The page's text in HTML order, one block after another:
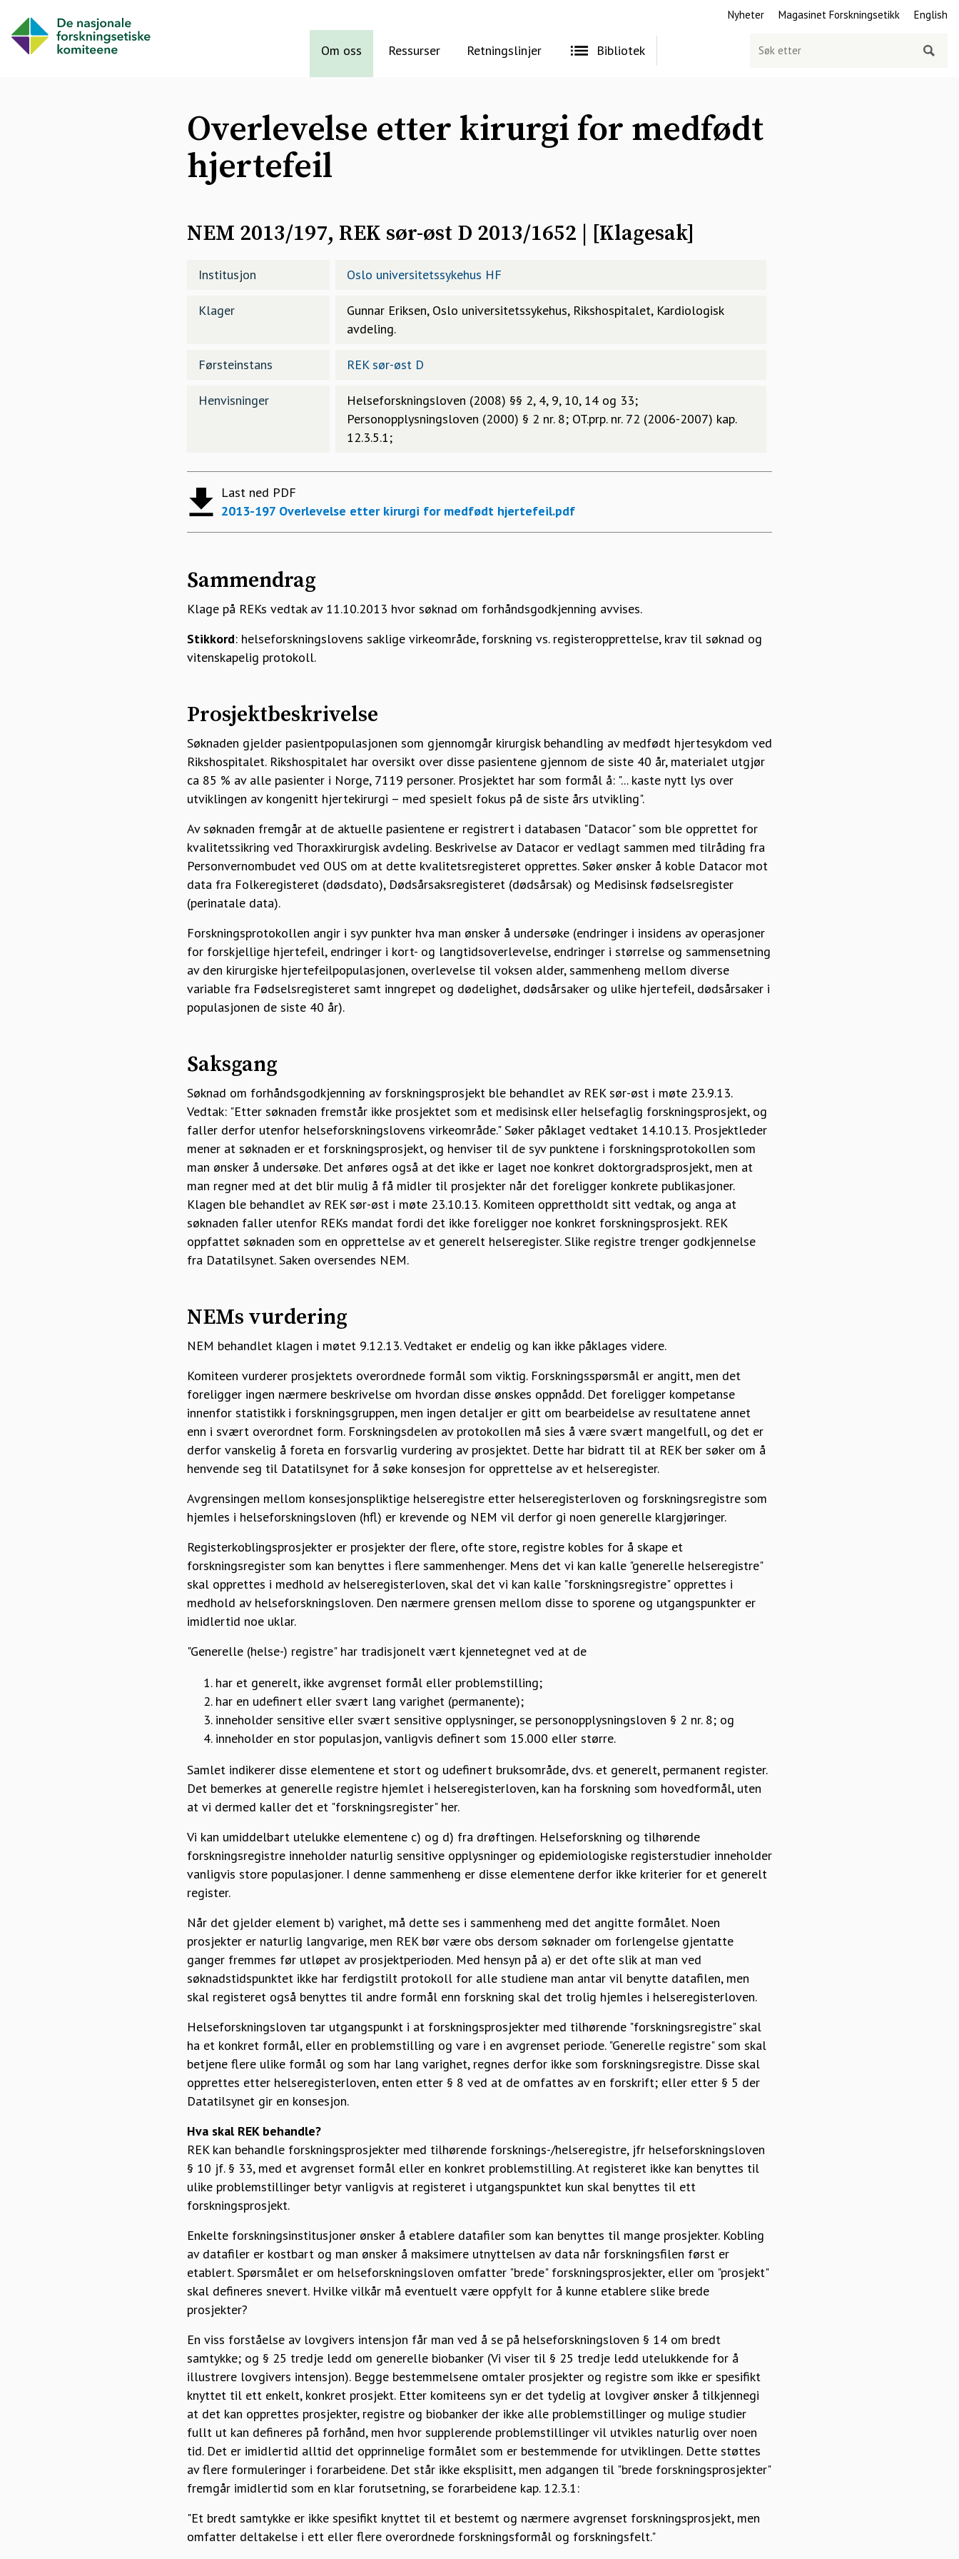
Nyheter Magasinet Forskningsetikk English
Om oss Ressurser Retningslinjer Bibliotek
Søk
Overlevelse etter kirurgi for medfødt
hjertefeil
NEM 2013/197, REK sør-øst D 2013/1652 | [Klagesak]
Institusjon Oslo universitetssykehus HF
Klager
Gunnar Eriksen, Oslo universitetssykehus, Rikshospitalet, Kardiologisk
avdeling.
Førsteinstans REK sør-øst D
Henvisninger
Helseforskningsloven (2008) §§ 2, 4, 9, 10, 14 og 33;
Personopplysningsloven (2000) § 2 nr. 8; OT.prp. nr. 72 (2006-2007) kap.
12.3.5.1;
Last ned PDF
2013-197 Overlevelse etter kirurgi for medfødt hjertefeil.pdf
Sammendrag
Klage på REKs vedtak av 11.10.2013 hvor søknad om forhåndsgodkjenning avvises.
Stikkord: helseforskningslovens saklige virkeområde, forskning vs. registeropprettelse, krav til søknad og
vitenskapelig protokoll.
Prosjektbeskrivelse
Søknaden gjelder pasientpopulasjonen som gjennomgår kirurgisk behandling av medfødt hjertesykdom ved
Rikshospitalet. Rikshospitalet har oversikt over disse pasientene gjennom de siste 40 år, materialet utgjør
ca 85 % av alle pasienter i Norge, 7119 personer. Prosjektet har som formål å: "... kaste nytt lys over
utviklingen av kongenitt hjertekirurgi – med spesielt fokus på de siste års utvikling".
Av søknaden fremgår at de aktuelle pasientene er registrert i databasen "Datacor" som ble opprettet for
kvalitetssikring ved Thoraxkirurgisk avdeling. Beskrivelse av Datacor er vedlagt sammen med tilråding fra
Personvernombudet ved OUS om at dette kvalitetsregisteret opprettes. Søker ønsker å koble Datacor mot
data fra Folkeregisteret (dødsdato), Dødsårsaksregisteret (dødsårsak) og Medisinsk fødselsregister
(perinatale data).
Forskningsprotokollen angir i syv punkter hva man ønsker å undersøke (endringer i insidens av operasjoner
for forskjellige hjertefeil, endringer i kort- og langtidsoverlevelse, endringer i størrelse og sammensetning
av den kirurgiske hjertefeilpopulasjonen, overlevelse til voksen alder, sammenheng mellom diverse
variable fra Fødselsregisteret samt inngrepet og dødelighet, dødsårsaker og ulike hjertefeil, dødsårsaker i
populasjonen de siste 40 år).
Saksgang
Søknad om forhåndsgodkjenning av forskningsprosjekt ble behandlet av REK sør-øst i møte 23.9.13.
Vedtak: "Etter søknaden fremstår ikke prosjektet som et medisinsk eller helsefaglig forskningsprosjekt, og
faller derfor utenfor helseforskningslovens virkeområde." Søker påklaget vedtaket 14.10.13. Prosjektleder
mener at søknaden er et forskningsprosjekt, og henviser til de syv punktene i forskningsprotokollen som
man ønsker å undersøke. Det anføres også at det ikke er laget noe konkret doktorgradsprosjekt, men at
man regner med at det blir mulig å få midler til prosjekter når det foreligger konkrete publikasjoner.
Klagen ble behandlet av REK sør-øst i møte 23.10.13. Komiteen opprettholdt sitt vedtak, og anga at
søknaden faller utenfor REKs mandat fordi det ikke foreligger noe konkret forskningsprosjekt. REK
oppfattet søknaden som en opprettelse av et generelt helseregister. Slike registre trenger godkjennelse
fra Datatilsynet. Saken oversendes NEM.
NEMs vurdering
NEM behandlet klagen i møtet 9.12.13. Vedtaket er endelig og kan ikke påklages videre.
Komiteen vurderer prosjektets overordnede formål som viktig. Forskningsspørsmål er angitt, men det
foreligger ingen nærmere beskrivelse om hvordan disse ønskes oppnådd. Det foreligger kompetanse
innenfor statistikk i forskningsgruppen, men ingen detaljer er gitt om bearbeidelse av resultatene annet
enn i svært overordnet form. Forskningsdelen av protokollen må sies å være svært mangelfull, og det er
derfor vanskelig å foreta en forsvarlig vurdering av prosjektet. Dette har bidratt til at REK ber søker om å
henvende seg til Datatilsynet for å søke konsesjon for opprettelse av et helseregister.
Avgrensingen mellom konsesjonspliktige helseregistre etter helseregisterloven og forskningsregistre som
hjemles i helseforskningsloven (hfl) er krevende og NEM vil derfor gi noen generelle klargjøringer.
Registerkoblingsprosjekter er prosjekter der flere, ofte store, registre kobles for å skape et
forskningsregister som kan benyttes i flere sammenhenger. Mens det vi kan kalle "generelle helseregistre"
skal opprettes i medhold av helseregisterloven, skal det vi kan kalle "forskningsregistre" opprettes i
medhold av helseforskningsloven. Den nærmere grensen mellom disse to sporene og utgangspunkter er
imidlertid noe uklar.
"Generelle (helse-) registre" har tradisjonelt vært kjennetegnet ved at de
har et generelt, ikke avgrenset formål eller problemstilling;
har en udefinert eller svært lang varighet (permanente);
inneholder sensitive eller svært sensitive opplysninger, se personopplysningsloven § 2 nr. 8; og
inneholder en stor populasjon, vanligvis definert som 15.000 eller større.
Samlet indikerer disse elementene et stort og udefinert bruksområde, dvs. et generelt, permanent register.
Det bemerkes at generelle registre hjemlet i helseregisterloven, kan ha forskning som hovedformål, uten
at vi dermed kaller det et "forskningsregister" her.
Vi kan umiddelbart utelukke elementene c) og d) fra drøftingen. Helseforskning og tilhørende
forskningsregistre inneholder naturlig sensitive opplysninger og epidemiologiske registerstudier inneholder
vanligvis store populasjoner. I denne sammenheng er disse elementene derfor ikke kriterier for et generelt
register.
Når det gjelder element b) varighet, må dette ses i sammenheng med det angitte formålet. Noen
prosjekter er naturlig langvarige, men REK bør være obs dersom søknader om forlengelse gjentatte
ganger fremmes før utløpet av prosjektperioden. Med hensyn på a) er det ofte slik at man ved
søknadstidspunktet ikke har ferdigstilt protokoll for alle studiene man antar vil benytte datafilen, men
skal registeret også benyttes til andre formål enn forskning skal det trolig hjemles i helseregisterloven.
Helseforskningsloven tar utgangspunkt i at forskningsprosjekter med tilhørende "forskningsregistre" skal
ha et konkret formål, eller en problemstilling og vare i en avgrenset periode. "Generelle registre" som skal
betjene flere ulike formål og som har lang varighet, regnes derfor ikke som forskningsregistre. Disse skal
opprettes etter helseregisterloven, enten etter § 8 ved at de omfattes av en forskrift; eller etter § 5 der
Datatilsynet gir en konsesjon.
Hva skal REK behandle?
REK kan behandle forskningsprosjekter med tilhørende forsknings-/helseregistre, jfr helseforskningsloven
§ 10 jf. § 33, med et avgrenset formål eller en konkret problemstilling. At registeret ikke kan benyttes til
ulike problemstillinger betyr vanligvis at registeret i utgangspunktet kun skal benyttes til ett
forskningsprosjekt.
Enkelte forskningsinstitusjoner ønsker å etablere datafiler som kan benyttes til mange prosjekter. Kobling
av datafiler er kostbart og man ønsker å maksimere utnyttelsen av data når forskningsfilen først er
etablert. Spørsmålet er om helseforskningsloven omfatter "brede" forskningsprosjekter, eller om "prosjekt"
skal defineres snevert. Hvilke vilkår må eventuelt være oppfylt for å kunne etablere slike brede
prosjekter?
En viss forståelse av lovgivers intensjon får man ved å se på helseforskningsloven § 14 om bredt
samtykke; og § 25 tredje ledd om generelle biobanker (Vi viser til § 25 tredje ledd utelukkende for å
illustrere lovgivers intensjon). Begge bestemmelsene omtaler prosjekter og registre som ikke er spesifikt
knyttet til ett enkelt, konkret prosjekt. Etter komiteens syn er det tydelig at lovgiver ønsker å tilkjennegi
at det kan opprettes prosjekter, registre og biobanker der ikke alle problemstillinger og mulige studier
fullt ut kan defineres på forhånd, men hvor supplerende problemstillinger vil utvikles naturlig over noen
tid. Det er imidlertid alltid det opprinnelige formålet som er bestemmende for utviklingen. Dette støttes
av flere formuleringer i forarbeidene. Det står ikke eksplisitt, men adgangen til "brede forskningsprosjekter"
fremgår imidlertid som en klar forutsetning, se forarbeidene kap. 12.3.1:
"Et bredt samtykke er ikke spesifikt knyttet til et bestemt og nærmere avgrenset forskningsprosjekt, men
omfatter deltakelse i ett eller flere overordnede forskningsformål og forskningsfelt."